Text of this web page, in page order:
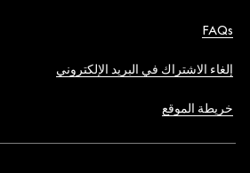
FAQs
إلغاء الاشتراك في البريد الإلكتروني
خريطة الموقع